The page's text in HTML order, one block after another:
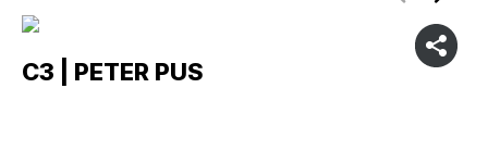
C3 | PETER PUS